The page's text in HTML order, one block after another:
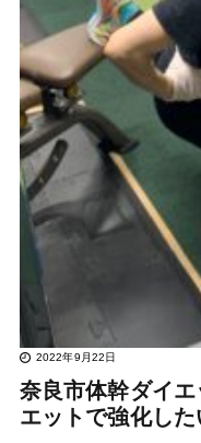
2022年9月22日
奈良市体幹ダイ
エットで強化し